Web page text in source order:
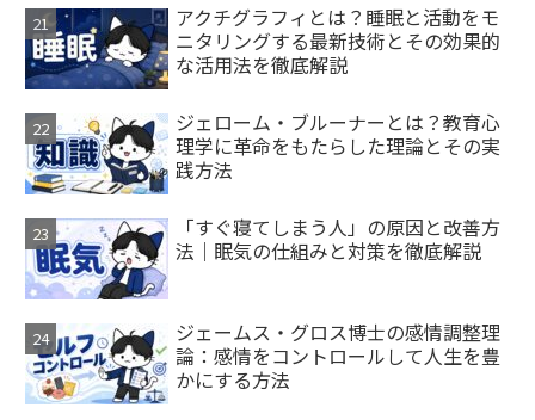
アクチグラフィとは？睡眠と活動をモ
ニタリングする最新技術とその効果的
な活用法を徹底解説
ジェローム・ブルーナーとは？教育心
理学に革命をもたらした理論とその実
践方法
「すぐ寝てしまう人」の原因と改善方
法｜眠気の仕組みと対策を徹底解説
ジェームス・グロス博士の感情調整理
論：感情をコントロールして人生を豊
かにする方法